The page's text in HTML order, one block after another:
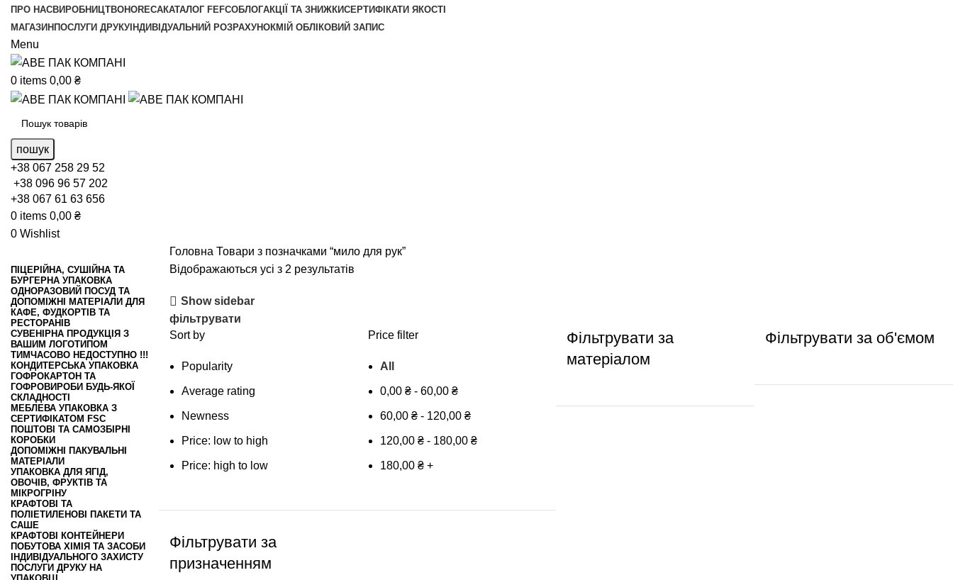
ПРО НАСВИРОБНИЦТВОHORECAКАТАЛОГ FEFCOБЛОГАКЦІЇ ТА ЗНИЖКИСЕРТИФІКАТИ ЯКОСТІ
МАГАЗИН ПОСЛУГИ ДРУКУ ІНДИВІДУАЛЬНИЙ РОЗРАХУНОКМІЙ ОБЛІКОВИЙ ЗАПИС
Menu
0 items 0,00 ₴
пошук
+38 067 258 29 52
+38 096 96 57 202
+38 067 61 63 656
0 items 0,00 ₴
0 Wishlist
ПІЦЕРІЙНА, СУШІЙНА ТА
БУРГЕРНА УПАКОВКА
ОДНОРАЗОВИЙ ПОСУД ТА
ДОПОМІЖНІ МАТЕРІАЛИ ДЛЯ
КАФЕ, ФУДКОРТІВ ТА
РЕСТОРАНІВ
СУВЕНІРНА ПРОДУКЦІЯ З
ВАШИМ ЛОГОТИПОМ
ТИМЧАСОВО НЕДОСТУПНО !!!
КОНДИТЕРСЬКА УПАКОВКА
ГОФРОКАРТОН ТА
ГОФРОВИРОБИ БУДЬ-ЯКОЇ
СКЛАДНОСТІ
МЕБЛЕВА УПАКОВКА З
СЕРТИФІКАТОМ FSC
ПОШТОВІ ТА САМОЗБІРНІ
КОРОБКИ
ДОПОМІЖНІ ПАКУВАЛЬНІ
МАТЕРІАЛИ
УПАКОВКА ДЛЯ ЯГІД,
ОВОЧІВ, ФРУКТІВ ТА
МІКРОГРІНУ
КРАФТОВІ ТА
ПОЛІЕТИЛЕНОВІ ПАКЕТИ ТА
САШЕ
КРАФТОВІ КОНТЕЙНЕРИ
ПОБУТОВА ХІМІЯ ТА ЗАСОБИ
ІНДИВІДУАЛЬНОГО ЗАХИСТУ
ПОСЛУГИ ДРУКУ НА
Головна Товари з позначками “мило для рук”
Відображаються усі з 2 результатів
Show sidebar
фільтрувати
Sort by
Popularity
Average rating
Newness
Price: low to high
Price: high to low
Price filter
All
0,00 ₴ - 60,00 ₴
60,00 ₴ - 120,00 ₴
120,00 ₴ - 180,00 ₴
180,00 ₴ +
Фільтрувати за
матеріалом
Фільтрувати за об'ємом
Фільтрувати за
призначенням